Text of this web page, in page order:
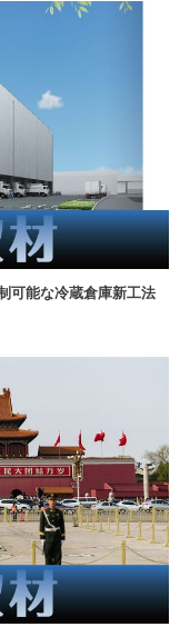
可能な冷蔵倉庫新工法